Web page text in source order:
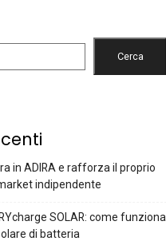
Cerca
in ADIRA e rafforza il proprio
indipendente
SOLAR: come funziona
di batteria